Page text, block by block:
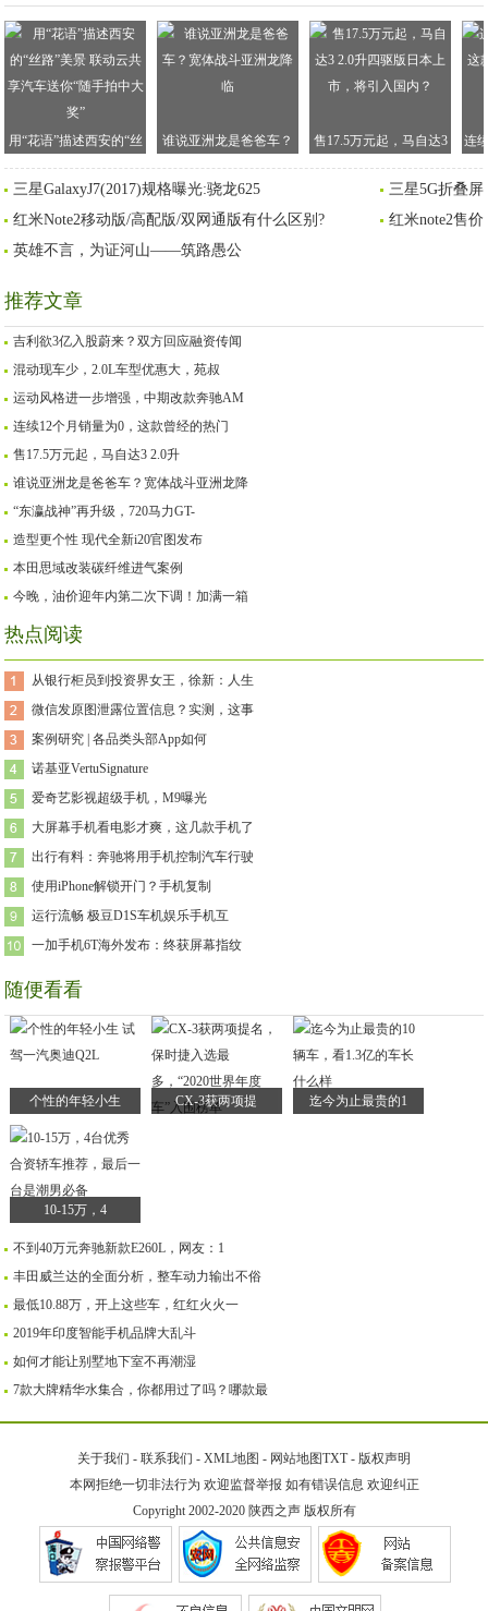
用“花语”描述西安的“丝
路”美景 联动云共享汽车
送你“随手拍中大奖”
谁说亚洲龙是爸爸车？
宽体战斗亚洲龙降临
售17.5万元起，马自达3
2.0升四驱版日本上市，
将引入国内？
连
款
三星GalaxyJ7(2017)规格曝光:骁龙625
三星5G折叠
红米Note2移动版/高配版/双网通版有什么区别?
红米note2售
英雄不言，为证河山——筑路愚公
推荐文章
吉利欲3亿入股蔚来？双方回应融资传闻
混动现车少，2.0L车型优惠大，苑叔
运动风格进一步增强，中期改款奔驰AM
连续12个月销量为0，这款曾经的热门
售17.5万元起，马自达3 2.0升
谁说亚洲龙是爸爸车？宽体战斗亚洲龙降
“东瀛战神”再升级，720马力GT-
造型更个性 现代全新i20官图发布
本田思域改装碳纤维进气案例
今晚，油价迎年内第二次下调！加满一箱
热点阅读
从银行柜员到投资界女王，徐新：人生
微信发原图泄露位置信息？实测，这事
案例研究 | 各品类头部App如何
诺基亚VertuSignature
爱奇艺影视超级手机，M9曝光
大屏幕手机看电影才爽，这几款手机了
出行有料：奔驰将用手机控制汽车行驶
使用iPhone解锁开门？手机复制
运行流畅 极豆D1S车机娱乐手机互
一加手机6T海外发布：终获屏幕指纹
随便看看
个性的年轻小生 CX-3获两项提 迄今为止最贵的1
10-15万，4
不到40万元奔驰新款E260L，网友：1
丰田威兰达的全面分析，整车动力输出不俗
最低10.88万，开上这些车，红红火火一
2019年印度智能手机品牌大乱斗
如何才能让别墅地下室不再潮湿
7款大牌精华水集合，你都用过了吗？哪款最
关于我们 - 联系我们 - XML地图 - 网站地图TXT- 版权声明
本网拒绝一切非法行为 欢迎监督举报 如有错误信息 欢迎纠正
Copyright 2002-2020 陕西之声版权所有